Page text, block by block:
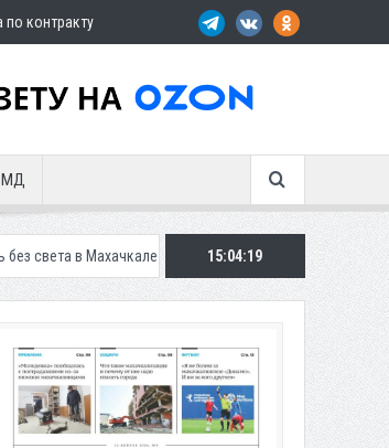
по контракту
МД
В Дербенте застройщик осужден за продажу
15:04:20